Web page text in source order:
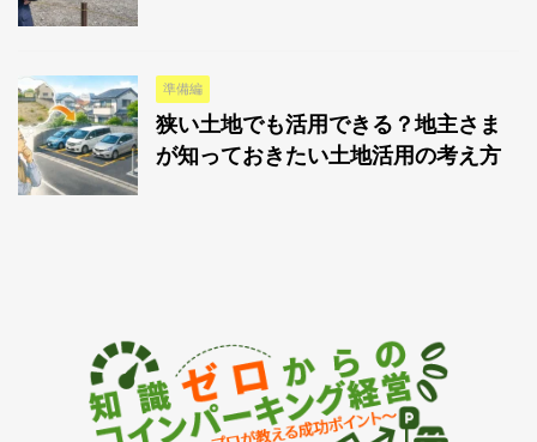
準備編
狭い土地でも活用できる？地主さま
が知っておきたい土地活用の考え方